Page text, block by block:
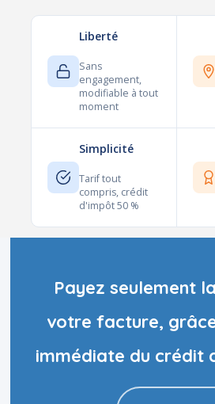
Liberté
Sans
engagement,
modifiable à tout
moment
Simplicité
Tarif tout
compris, crédit
d'impôt 50 %
Payez seulement
votre facture,
immédiate du crédit